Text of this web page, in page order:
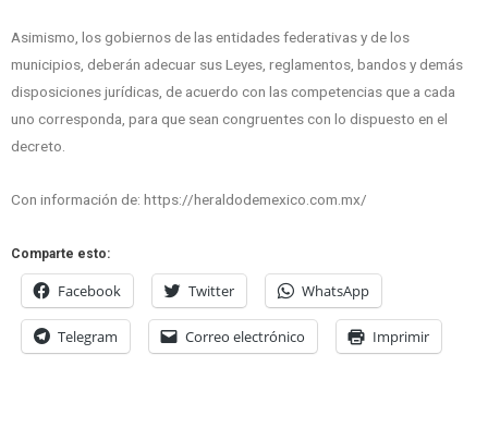
Asimismo, los gobiernos de las entidades federativas y de los
municipios, deberán adecuar sus Leyes, reglamentos, bandos y demás
disposiciones jurídicas, de acuerdo con las competencias que a cada
uno corresponda, para que sean congruentes con lo dispuesto en el
decreto.
Con información de: https://heraldodemexico.com.mx/
Comparte esto:
Facebook Twitter WhatsApp
Telegram Correo electrónico Imprimir